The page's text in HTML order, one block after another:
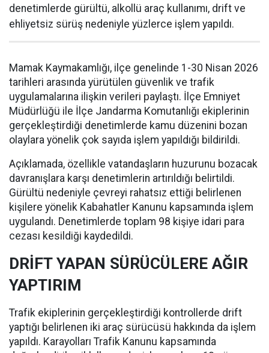
denetimlerde gürültü, alkollü araç kullanımı, drift ve
ehliyetsiz sürüş nedeniyle yüzlerce işlem yapıldı.
Mamak Kaymakamlığı, ilçe genelinde 1-30 Nisan 2026
tarihleri arasında yürütülen güvenlik ve trafik
uygulamalarına ilişkin verileri paylaştı. İlçe Emniyet
Müdürlüğü ile İlçe Jandarma Komutanlığı ekiplerinin
gerçekleştirdiği denetimlerde kamu düzenini bozan
olaylara yönelik çok sayıda işlem yapıldığı bildirildi.
Açıklamada, özellikle vatandaşların huzurunu bozacak
davranışlara karşı denetimlerin artırıldığı belirtildi.
Gürültü nedeniyle çevreyi rahatsız ettiği belirlenen
kişilere yönelik Kabahatler Kanunu kapsamında işlem
uygulandı. Denetimlerde toplam 98 kişiye idari para
cezası kesildiği kaydedildi.
DRİFT YAPAN SÜRÜCÜLERE AĞIR
YAPTIRIM
Trafik ekiplerinin gerçekleştirdiği kontrollerde drift
yaptığı belirlenen iki araç sürücüsü hakkında da işlem
yapıldı. Karayolları Trafik Kanunu kapsamında